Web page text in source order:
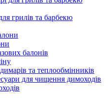
грилів та барбекю
балонів
та теплообмінників
для чищення димоходів